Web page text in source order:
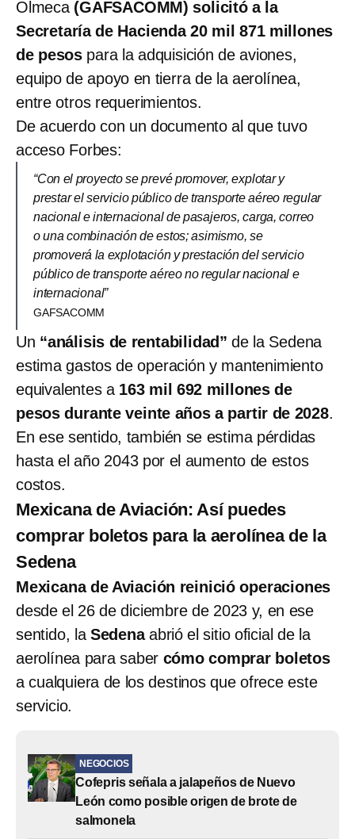
Olmeca(GAFSACOMM) solicitó a la
Secretaría de Hacienda 20 mil 871 millones
de pesos para la adquisición de aviones,
equipo de apoyo en tierra de la aerolínea,
entre otros requerimientos.
De acuerdo con un documento al que tuvo
acceso Forbes:
“Con el proyecto se prevé promover, explotar y
prestar el servicio público de transporte aéreo regular
nacional e internacional de pasajeros, carga, correo
o una combinación de estos; asimismo, se
promoverá la explotación y prestación del servicio
público de transporte aéreo no regular nacional e
internacional”
GAFSACOMM
Un “análisis de rentabilidad”de la Sedena
estima gastos de operación y mantenimiento
equivalentes a163 mil 692 millones de
pesos durante veinte años a partir de 2028.
En ese sentido, también se estima pérdidas
hasta el año 2043 por el aumento de estos
costos.
Mexicana de Aviación: Así puedes
comprar boletos para la aerolínea de la
Sedena
Mexicana de Aviación reinició operaciones
desde el 26 de diciembre de 2023 y, en ese
sentido, la Sedenaabrió el sitio oficial de la
aerolínea para saber cómo comprar boletos
a cualquiera de los destinos que ofrece este
servicio.
NEGOCIOS
Cofepris señala a jalapeños de Nuevo
León como posible origen de brote de
salmonela